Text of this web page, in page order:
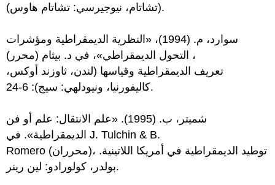
(تشاتام، نيوجيرسي: تشاتام هاوس).
سوارد، م. (1994)، «النظرية الديمقراطية ومؤشرات
التحول الديمقراطي»، في د. بيثام (محرر) ،
تعريف الديمقراطية وقياسها (لندن، ثاوزند أوكس،
كاليفورنيا، ونيودلهي: سيج): 6-24.
شميتر، ب. (1995). «علم الانتقال: علم أو فن
الديمقراطية». في J. Tulchin & B.
Romero (محرران)، توطيد الديمقراطية في أمريكا اللاتينية.
بولدر، كولورادو: لين رينر.